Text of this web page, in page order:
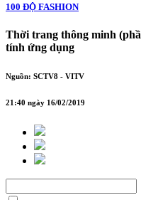
100 ĐỘ FASHION
Thời trang thông minh
tính ứng dụng
Nguồn: SCTV8 - VITV
21:40 ngày 16/02/2019